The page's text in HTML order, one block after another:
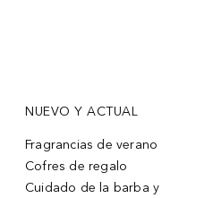
NUEVO Y ACTUAL
Fragrancias de verano
Cofres de regalo
Cuidado de la barba y